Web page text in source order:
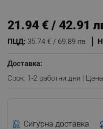
ПЦД: 35.74 € / 69.89 лв.
21.94 € / 42.91
Доставка:
Срок: 1-2 работни дни |
Сигурна доставка